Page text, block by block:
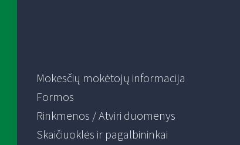
Mokesčių mokėtojų informacija
Formos
Rinkmenos / Atviri duomenys
Skaičiuoklės ir pagalbininkai